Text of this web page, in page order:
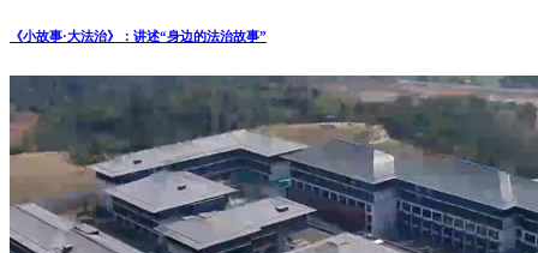
《小故事·大法治》：讲述“身边的法治故事”